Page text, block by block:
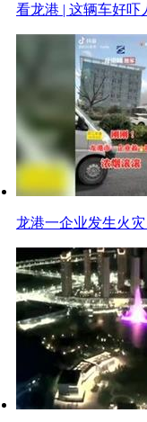
看龙港 | 这辆车好吓
龙港一企业发生火